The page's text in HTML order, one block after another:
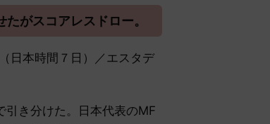
がスコアレスドロー。
日本時間７日）／エスタデ
き分けた。日本代表のMF